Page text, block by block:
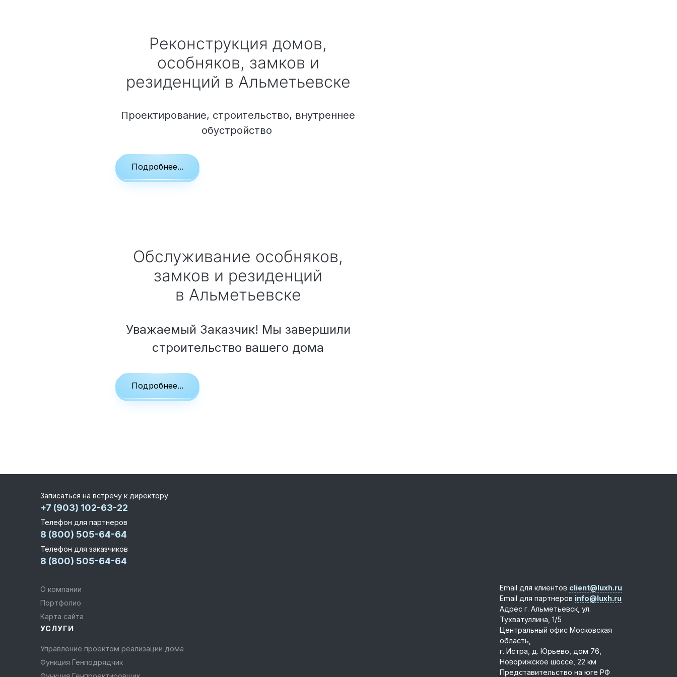
Реконструкция домов,
особняков, замков и
резиденций в Альметьевске
Проектирование, строительство, внутреннее
обустройство
Подробнее...
Обслуживание особняков,
замков и резиденций
в Альметьевске
Уважаемый Заказчик! Мы завершили
строительство вашего дома
Подробнее...
Записаться на встречу к директору
+7 (903) 102-63-22
Телефон для партнеров
8 (800) 505-64-64
Телефон для заказчиков
8 (800) 505-64-64
О компании
Портфолио
Карта сайта
УСЛУГИ
Управление проектом реализации дома
Функция Генподрядчик
Email для клиентов client@luxh.ru
Email для партнеров info@luxh.ru
Адрес г. Альметьевск ул.
Тухватуллина, 1/5
Центральный офис Московская
область,
г. Истра, д. Юрьево, дом 76,
Новорижское шоссе, 22 км
Представительство на юге РФ